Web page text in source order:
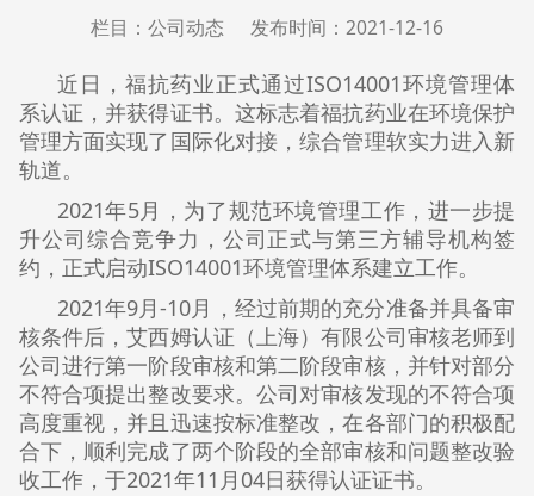
栏目：公司动态 发布时间：2021-12-16
近日，福抗药业正式通过ISO14001环境管理体
系认证，并获得证书。这标志着福抗药业在环境保护
管理方面实现了国际化对接，综合管理软实力进入新
轨道。
2021年5月，为了规范环境管理工作，进一步提
升公司综合竞争力，公司正式与第三方辅导机构签
约，正式启动ISO14001环境管理体系建立工作。
2021年9月-10月，经过前期的充分准备并具备审
核条件后，艾西姆认证（上海）有限公司审核老师到
公司进行第一阶段审核和第二阶段审核，并针对部分
不符合项提出整改要求。公司对审核发现的不符合项
高度重视，并且迅速按标准整改，在各部门的积极配
合下，顺利完成了两个阶段的全部审核和问题整改验
收工作，于2021年11月04日获得认证证书。